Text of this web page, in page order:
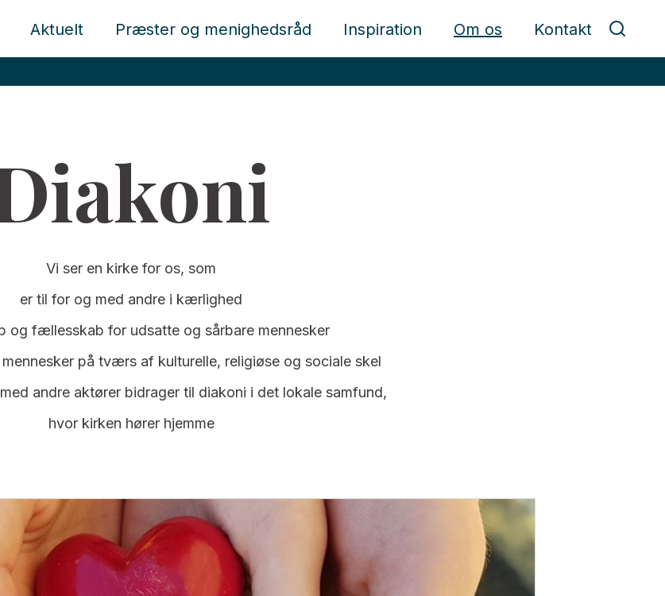
Aktuelt Præster og menighedsråd Inspiration Om os Kontakt
Vi ser en kirke for os, som
er til for og med andre i kærlighed
og fællesskab for udsatte og sårbare mennesker
på tværs af kulturelle, religiøse og sociale skel
andre aktører bidrager til diakoni i det lokale samfund,
hvor kirken hører hjemme